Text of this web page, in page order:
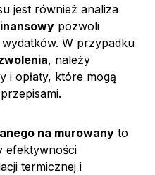
jest również analiza
pozwoli
W przypadku
, należy
i opłaty, które mogą
na murowany to
efektywności
termicznej i